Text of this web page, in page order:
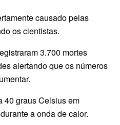
causado pelas
os cientistas.
3.700 mortes
alertando que os números
40 graus Celsius em
a onda de calor.